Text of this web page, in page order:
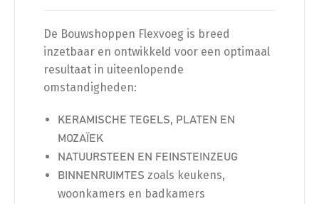
De Bouwshoppen Flexvoeg is breed
inzetbaar en ontwikkeld voor een optimaal
resultaat in uiteenlopende
omstandigheden:
KERAMISCHE TEGELS, PLATEN EN
MOZAÏEK
NATUURSTEEN EN FEINSTEINZEUG
BINNENRUIMTES zoals keukens,
woonkamers en badkamers